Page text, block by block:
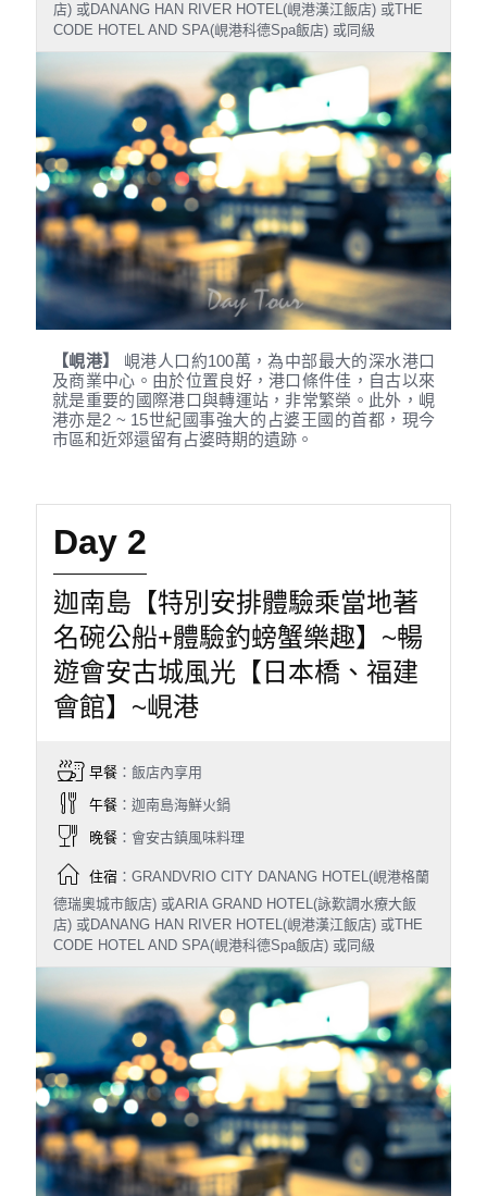
店) 或DANANG HAN RIVER HOTEL(峴港漢江飯店) 或THE
CODE HOTEL AND SPA(峴港科德Spa飯店) 或同級
【峴港】
峴港人口約100萬，為中部最大的深水港口
及商業中心。由於位置良好，港口條件佳，自古以來
就是重要的國際港口與轉運站，非常繁榮。此外，峴
港亦是2 ~ 15世紀國事強大的占婆王國的首都，現今
市區和近郊還留有占婆時期的遺跡。
Day 2
迦南島【特別安排體驗乘當地著
名碗公船+體驗釣螃蟹樂趣】~暢
遊會安古城風光【日本橋、福建
會館】~峴港
早餐：飯店內享用
午餐：迦南島海鮮火鍋
晚餐：會安古鎮風味料理
住宿：GRANDVRIO CITY DANANG HOTEL(峴港格蘭
德瑞奧城市飯店) 或ARIA GRAND HOTEL(詠歎調水療大飯
店) 或DANANG HAN RIVER HOTEL(峴港漢江飯店) 或THE
CODE HOTEL AND SPA(峴港科德Spa飯店) 或同級